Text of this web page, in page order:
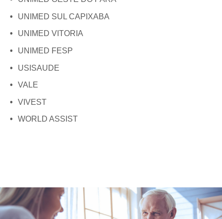
UNIMED SUL CAPIXABA
UNIMED VITORIA
UNIMED FESP
USISAUDE
VALE
VIVEST
WORLD ASSIST